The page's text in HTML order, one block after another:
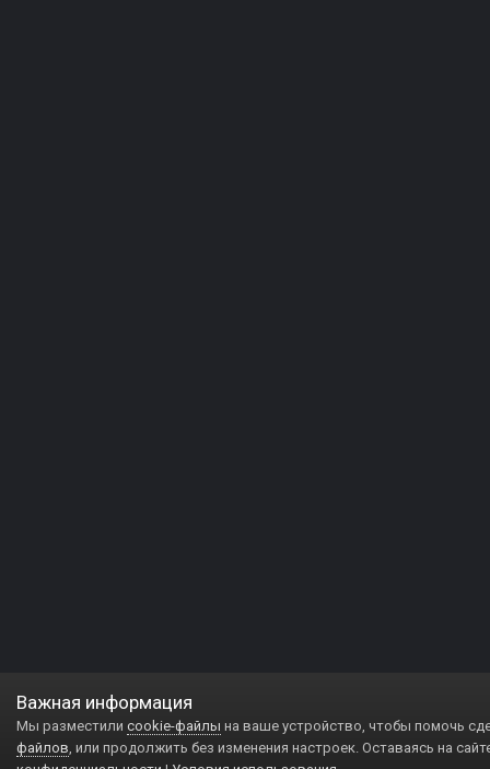
Важная информация
Мы разместили cookie-файлы на ваше устройство, чтобы помочь
файлов, или продолжить без изменения настроек. Оставаясь на